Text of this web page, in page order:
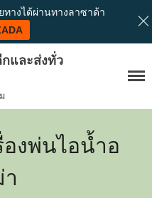
และส่งทั่ว
งพ่นไอน้ำอ
ทางได้ผ่านทางลาซาด้า